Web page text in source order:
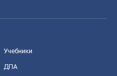
Учебники
ДПА